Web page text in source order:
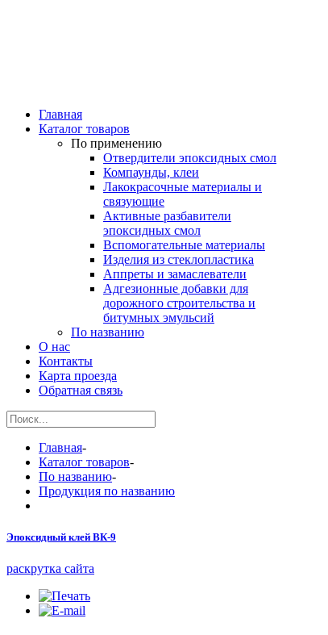
Главная
Каталог товаров
По применению
Отвердители эпоксидных смол
Компаунды, клеи
Лакокрасочные материалы и
связующие
Активные разбавители
эпоксидных смол
Вспомогательные материалы
Изделия из стеклопластика
Аппреты и замаслеватели
Адгезионные добавки для
дорожного строительства и
битумных эмульсий
По названию
О нас
Контакты
Карта проезда
Обратная связь
Главная-
Каталог товаров-
По названию-
Продукция по названию
Эпоксидный клей ВК-9
раскрутка сайта